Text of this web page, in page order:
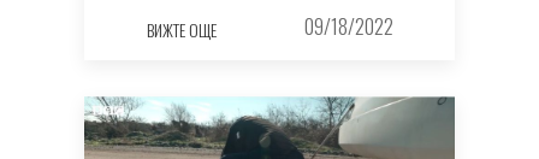
ВИЖТЕ ОЩЕ 09/18/2022